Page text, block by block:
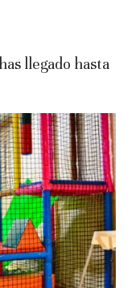
llegado hasta